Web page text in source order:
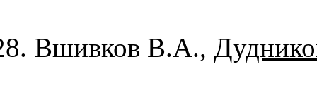
Вшивков В.А.,